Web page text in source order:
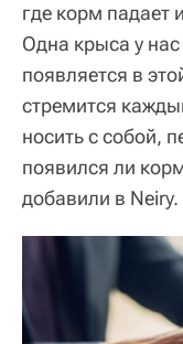
где корм падает
Одна крыса у
появляется в
стремится
носить с собой,
появился ли
добавили в Neiry.